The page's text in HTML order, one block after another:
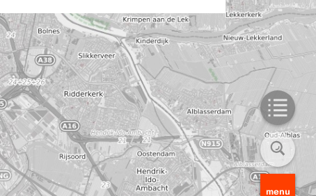
menu